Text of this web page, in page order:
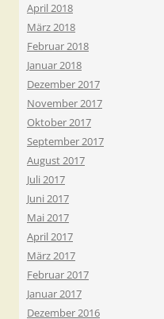
April 2018
März 2018
Februar 2018
Januar 2018
Dezember 2017
November 2017
Oktober 2017
September 2017
August 2017
Juli 2017
Juni 2017
Mai 2017
April 2017
März 2017
Februar 2017
Januar 2017
Dezember 2016